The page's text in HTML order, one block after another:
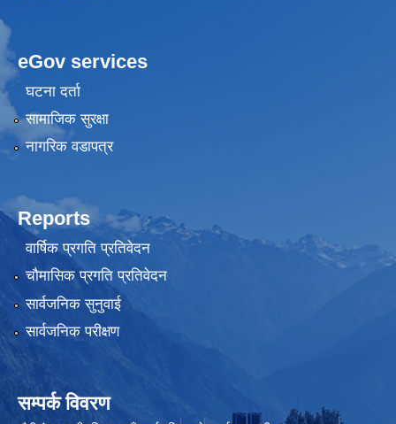
eGov services
घटना दर्ता
सामाजिक सुरक्षा
नागरिक वडापत्र
Reports
वार्षिक प्रगति प्रतिवेदन
चौमासिक प्रगति प्रतिवेदन
सार्वजनिक सुनुवाई
सार्वजनिक परीक्षण
सम्पर्क विवरण